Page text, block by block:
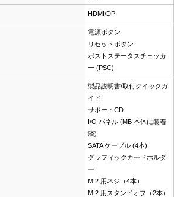
HDMI/DP
電源ボタン
リセットボタン
ポストステータスチェッカ
ー (PSC)
製品説明書/取付クイックガ
イド
サポートCD
I/O パネル (MB 本体に装着
済)
SATA ケーブル (4本)
グラフィックカードホルダ
ー
M.2 用ネジ（4本）
M.2 用スタンドオフ（2本）